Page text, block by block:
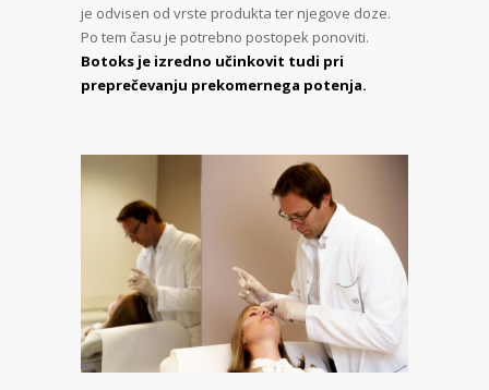
je odvisen od vrste produkta ter njegove doze.
Po tem času je potrebno postopek ponoviti.
Botoks je izredno učinkovit tudi pri
preprečevanju prekomernega potenja.